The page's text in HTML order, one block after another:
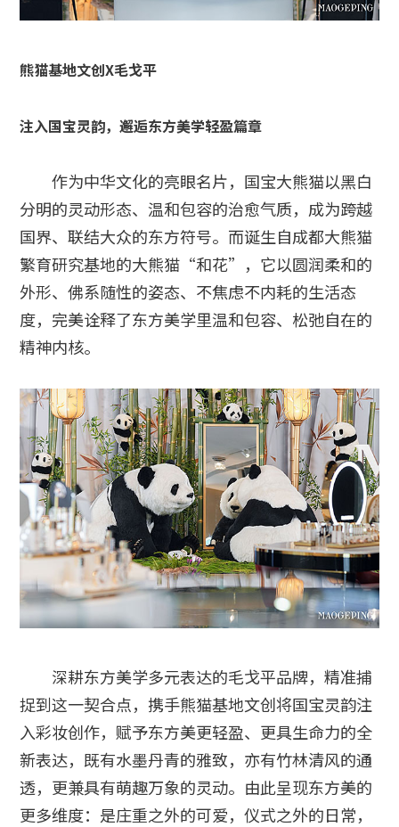
熊猫基地文创X毛戈平
注入国宝灵韵，邂逅东方美学轻盈篇章
作为中华文化的亮眼名片，国宝大熊猫以黑白
分明的灵动形态、温和包容的治愈气质，成为跨越
国界、联结大众的东方符号。而诞生自成都大熊猫
繁育研究基地的大熊猫“和花”，它以圆润柔和的
外形、佛系随性的姿态、不焦虑不内耗的生活态
度，完美诠释了东方美学里温和包容、松弛自在的
精神内核。
深耕东方美学多元表达的毛戈平品牌，精准捕
捉到这一契合点，携手熊猫基地文创将国宝灵韵注
入彩妆创作，赋予东方美更轻盈、更具生命力的全
新表达，既有水墨丹青的雅致，亦有竹林清风的通
透，更兼具有萌趣万象的灵动。由此呈现东方美的
更多维度：是庄重之外的可爱，仪式之外的日常，